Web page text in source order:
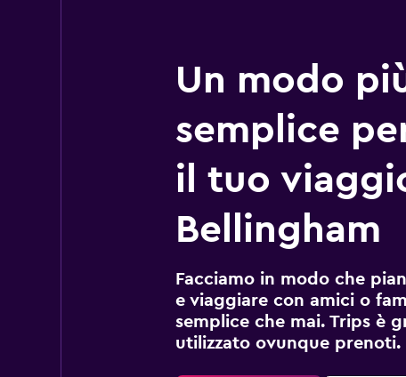
Un modo
semplice
il tuo
Bellingham
Facciamo in modo che
e viaggiare con amici o
semplice che mai. Trips è
utilizzato ovunque prenoti.